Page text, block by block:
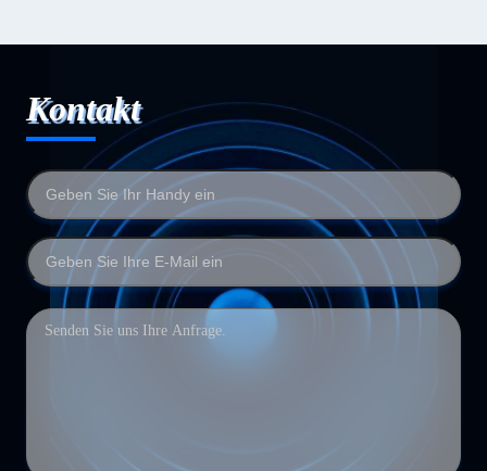
Kontakt